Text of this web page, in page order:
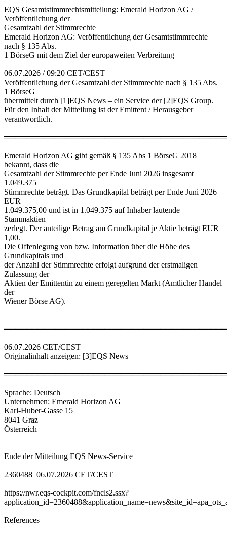
EQS Gesamtstimmrechtsmitteilung: Emerald Horizon AG /
Veröffentlichung der
Gesamtzahl der Stimmrechte
Emerald Horizon AG: Veröffentlichung der Gesamtstimmrechte
nach § 135 Abs.
1 BörseG mit dem Ziel der europaweiten Verbreitung
06.07.2026 / 09:20 CET/CEST
Veröffentlichung der Gesamtzahl der Stimmrechte nach § 135 Abs.
1 BörseG
übermittelt durch [1]EQS News – ein Service der [2]EQS Group.
Für den Inhalt der Mitteilung ist der Emittent / Herausgeber
verantwortlich.
Emerald Horizon AG gibt gemäß § 135 Abs 1 BörseG 2018
bekannt, dass die
Gesamtzahl der Stimmrechte per Ende Juni 2026 insgesamt
1.049.375
Stimmrechte beträgt. Das Grundkapital beträgt per Ende Juni 2026
EUR
1.049.375,00 und ist in 1.049.375 auf Inhaber lautende
Stammaktien
zerlegt. Der anteilige Betrag am Grundkapital je Aktie beträgt EUR
1,00.
Die Offenlegung von bzw. Information über die Höhe des
Grundkapitals und
der Anzahl der Stimmrechte erfolgt aufgrund der erstmaligen
Zulassung der
Aktien der Emittentin zu einem geregelten Markt (Amtlicher Handel
der
Wiener Börse AG).
06.07.2026 CET/CEST
Originalinhalt anzeigen: [3]EQS News
Sprache: Deutsch
Unternehmen: Emerald Horizon AG
Karl-Huber-Gasse 15
8041 Graz
Österreich
Ende der Mitteilung EQS News-Service
2360488 06.07.2026 CET/CEST
https://nwr.eqs-cockpit.com/fncls2.ssx?
References